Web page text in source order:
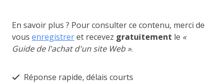
En savoir plus ? Pour consulter ce contenu, merci de
vous enregistreret recevez gratuitement le «
Guide de l'achat d'un site Web ».
Réponse rapide, délais courts